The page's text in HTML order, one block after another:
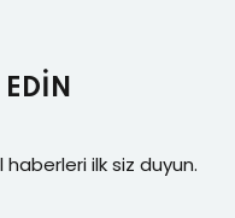
ilk siz duyun.